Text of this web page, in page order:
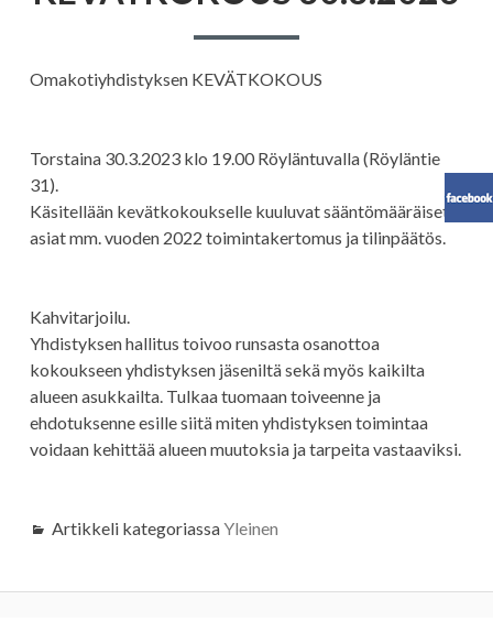
Omakotiyhdistyksen KEVÄTKOKOUS
Torstaina 30.3.2023 klo 19.00 Röyläntuvalla (Röyläntie
31).
Käsitellään kevätkokoukselle kuuluvat sääntömääräiset
asiat mm. vuoden 2022 toimintakertomus ja tilinpäätös.
Kahvitarjoilu.
Yhdistyksen hallitus toivoo runsasta osanottoa
kokoukseen yhdistyksen jäseniltä sekä myös kaikilta
alueen asukkailta. Tulkaa tuomaan toiveenne ja
ehdotuksenne esille siitä miten yhdistyksen toimintaa
voidaan kehittää alueen muutoksia ja tarpeita vastaaviksi.
Artikkeli kategoriassaYleinen